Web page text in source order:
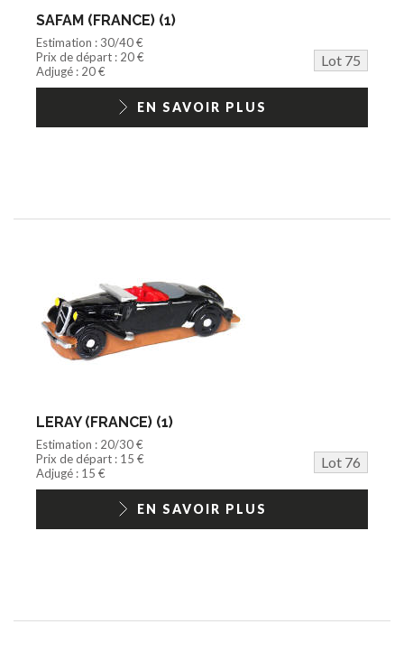
SAFAM (FRANCE) (1)
Estimation : 30/40 €
Prix de départ : 20 €
Lot 75
Adjugé : 20 €
EN SAVOIR PLUS
LERAY (FRANCE) (1)
Estimation : 20/30 €
Prix de départ : 15 €
Lot 76
Adjugé : 15 €
EN SAVOIR PLUS